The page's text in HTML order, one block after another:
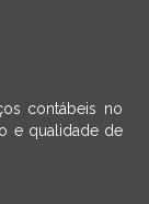
contábeis no
e qualidade de